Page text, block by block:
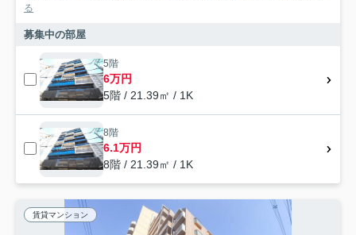
る
募集中の部屋
5階
6万円
5階 / 21.39㎡ / 1K
8階
6.1万円
8階 / 21.39㎡ / 1K
賃貸マンション